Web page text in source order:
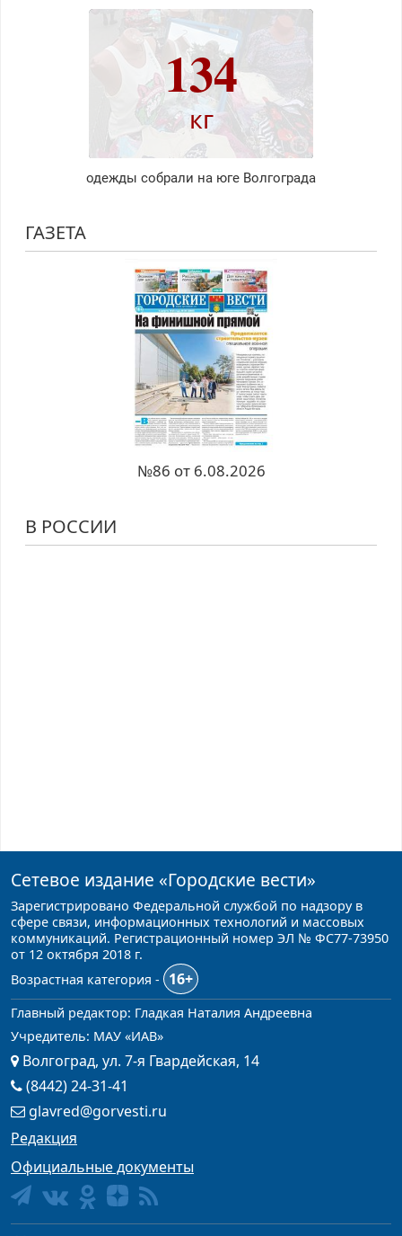
134
кг
одежды собрали на юге Волгограда
ГАЗЕТА
№86 от 6.08.2026
В РОССИИ
Сетевое издание «Городские вести»
Зарегистрировано Федеральной службой по надзору в
сфере связи, информационных технологий и массовых
коммуникаций. Регистрационный номер ЭЛ № ФС77-73950
от 12 октября 2018 г.
Возрастная категория -
16+
Главный редактор: Гладкая Наталия Андреевна
Учредитель: МАУ «ИАВ»
Волгоград, ул. 7-я Гвардейская, 14
(8442) 24-31-41
glavred@gorvesti.ru
Редакция
Официальные документы